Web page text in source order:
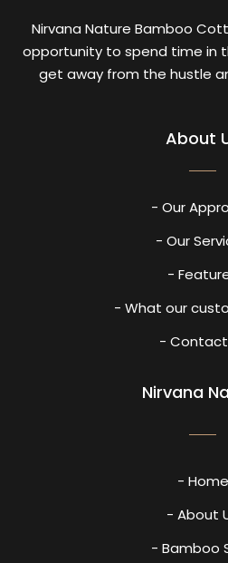
Nirvana Nature Bamboo
opportunity to spend time in
get away from the hustle
About
- Our
- Our
-
- What our
-
Nirvana
- Home
- About
- Bamboo